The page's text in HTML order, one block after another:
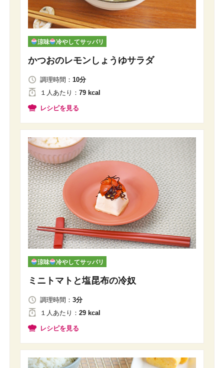
涼味 冷やしてサッパリ
かつおのレモンしょうゆサラダ
調理時間： 10分
１人あたり ： 79 kcal
レシピを見る
涼味 冷やしてサッパリ
ミニトマトと塩昆布の冷奴
調理時間： 3分
１人 あたり ： 29 kcal
レシピを見る